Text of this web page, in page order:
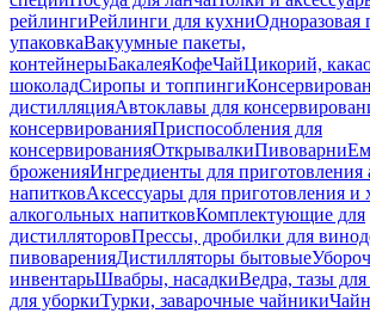
рейлингиРейлинги для кухниОдноразовая
упаковкаВакуумные пакеты,
контейнерыБакалеяКофеЧайЦикорий,
шоколадСиропы и топпинги
дистилляцияАвтоклавы для
консервированияПриспособления для
консервированияОткрывалкиПивоварни
броженияИнгредиенты для приготовления
напитковАксессуары для приготовления и
алкогольных напитковКомплектующие для
дистилляторовПрессы, дробилки для
пивоваренияДистилляторы бытовые
инвентарьШвабры, насадкиВедра, тазы
для уборкиТурки, заварочные чайники